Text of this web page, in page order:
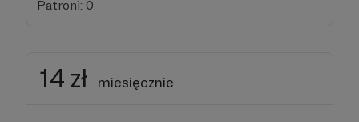
Patroni: 0
14 zł miesięcznie